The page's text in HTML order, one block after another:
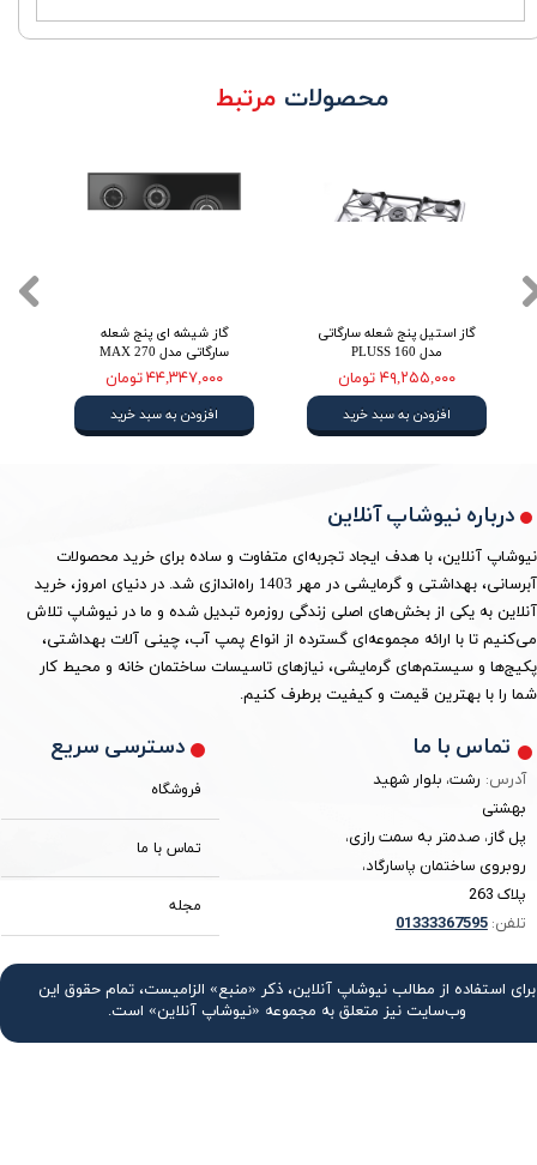
گاز شیشه ای پنج شعله
سارگاتی مدل 270 MAX
۴۴,۳۴۷,۰۰۰ تومان
افزودن به سبد خرید
گاز استیل پنج شعله سارگاتی
مدل 160 PLUSS
۴۹,۲۵۵,۰۰۰ تومان
افزودن به سبد خرید
محصولات مرتبط
برای استفاده از مطالب نیوشاپ آنلاین، ذکر «منبع» الزامیست، تمام حقوق اين
وب‌سايت نیز متعلق به مجموعه «نیوشاپ آنلاین» است.
درباره نیوشاپ آنلاین
نیوشاپ آنلاین، با هدف ایجاد تجربه‌ای متفاوت و ساده برای خرید محصولات
آبرسانی، بهداشتی و گرمایشی در مهر 1403 راه‌اندازی شد. در دنیای امروز، خرید
آنلاین به یکی از بخش‌های اصلی زندگی روزمره تبدیل شده و ما در نیوشاپ تلاش
می‌کنیم تا با ارائه مجموعه‌ای گسترده از انواع پمپ آب، چینی آلات بهداشتی،
پکیج‌ها و سیستم‌های گرمایشی، نیازهای تاسیسات ساختمان خانه و محیط کار
شما را با بهترین قیمت و کیفیت برطرف کنیم.
دسترسی سریع
فروشگاه
تماس با ما
مجله
تماس با ما
آدرس: رشت، بلوار شهید
بهشتی
پل گاز، صدمتر به سمت رازی،
روبروی ساختمان پاسارگاد،
پلاک 263
تلفن:
01333367595